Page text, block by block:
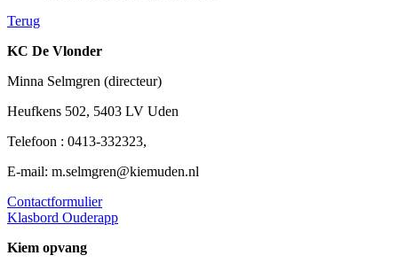
Terug
KC De Vlonder
Minna Selmgren (directeur)
Heufkens 502, 5403 LV Uden
Telefoon : 0413-332323,
E-mail: m.selmgren@kiemuden.nl
Contactformulier
Klasbord Ouderapp
Kiem opvang